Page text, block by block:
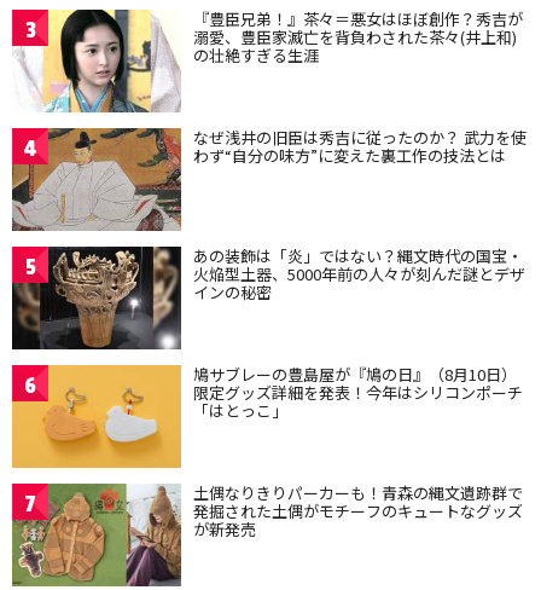
3 『豊臣兄弟！』茶々＝悪女はほぼ創作？秀吉が
溺愛、豊臣家滅亡を背負わされた茶々(井上和)
の壮絶すぎる生涯
4 なぜ浅井の旧臣は秀吉に従ったのか？ 武力を使
わず“自分の味方”に変えた裏工作の技法とは
5 あの装飾は「炎」ではない？縄文時代の国宝・
火焔型土器、5000年前の人々が刻んだ謎とデザ
インの秘密
6 鳩サブレーの豊島屋が『鳩の日』（8月10日）
限定グッズ詳細を発表！今年はシリコンポーチ
「はとっこ」
7 土偶なりきりパーカーも！青森の縄文遺跡群で
発掘された土偶がモチーフのキュートなグッズ
が新発売